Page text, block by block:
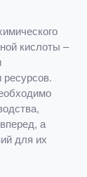
кислоты –
ресурсов.
а
для их